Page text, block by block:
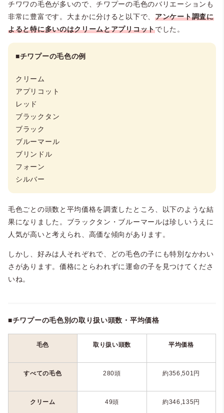
チワワの毛色が多いので、チワプーの毛色のバリエーションも
非常に豊富です。大まかに分けると以下で、 アンケート調査に
よると特に多いのはクリームとアプリコットでした。
■チワプーの毛色の例
クリーム
アプリコット
レッド
ブラックタン
ブラック
ブルーマール
ブリンドル
フォーン
シルバー
毛色ごとの頭数と平均価格を調査したところ、以下のような結
果になりました。ブラックタン・ブルーマールは珍しいうえに
人気が高いと考えられ、高価な傾向があります。
しかし、好みは人それぞれで、どの毛色の子にも特別なかわい
さがあります。価格にとらわれずに運命の子を見つけてくださ
いね。
■チワプーの毛色別の取り扱い頭数・平均価格
毛色 取り扱い頭数 平均価格
すべての毛色 280頭 約356,501 円
クリーム 49頭 約346,135 円